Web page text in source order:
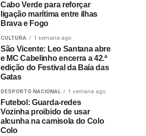
Cabo Verde para reforçar
ligação marítima entre ilhas
Brava e Fogo
CULTURA 1 semana ago
São Vicente: Leo Santana abre
e MC Cabelinho encerra a 42.ª
edição do Festival da Baía das
Gatas
DESPORTO NACIONAL 1 semana ago
Futebol: Guarda-redes
Vozinha proibido de usar
alcunha na camisola do Colo
Colo